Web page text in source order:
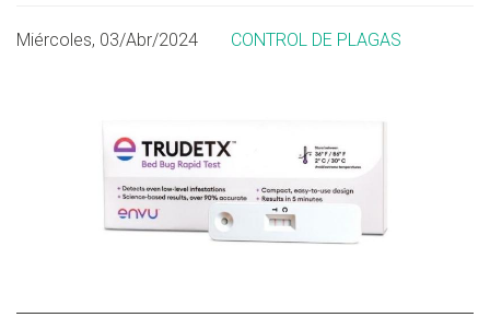
Miércoles, 03/Abr/2024 CONTROL DE PLAGAS